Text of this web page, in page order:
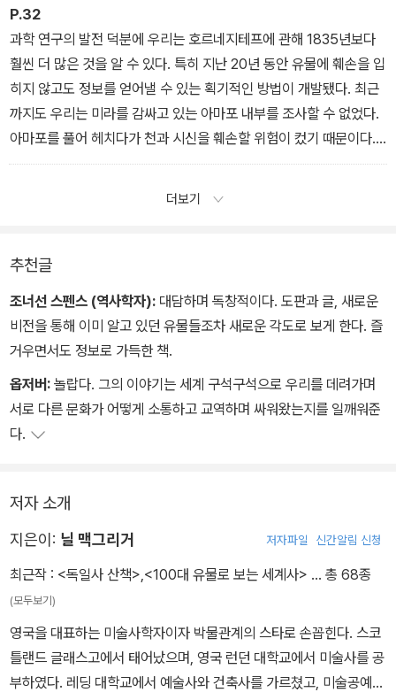
P.32
과학 연구의 발전 덕분에 우리는 호르네지테프에 관해 1835년보다
훨씬 더 많은 것을 알 수 있다. 특히 지난 20년 동안 유물에 훼손을 입
히지 않고도 정보를 얻어낼 수 있는 획기적인 방법이 개발됐다. 최근
까지도 우리는 미라를 감싸고 있는 아마포 내부를 조사할 수 없었다.
아마포를 풀어 헤치다가 천과 시신을 훼손할 위험이 컸기 때문이다.
하지만 이제는 살아 있는 사람에게 사용하는 CT 촬영 기술 덕분에 아
더보기
추천글
조너선 스펜스 (역사학자): 대담하며 독창적이다. 도판과 글, 새로운
비전을 통해 이미 알고 있던 유물들조차 새로운 각도로 보게 한다. 즐
거우면서도 정보로 가득한 책.
옵저버: 놀랍다. 그의 이야기는 세계 구석구석으로 우리를 데려가며
서로 다른 문화가 어떻게 소통하고 교역하며 싸워왔는지를 일깨워준
다.
저자 소개
지은이: 닐 맥그리거 저자파일 신간알림 신청
최근작 : <독일사 산책>,<100대 유물로 보는 세계사> … 총 68종
(모두보기)
영국을 대표하는 미술사학자이자 박물관계의 스타로 손꼽힌다. 스코
틀랜드 글래스고에서 태어났으며, 영국 런던 대학교에서 미술사를 공
부하였다. 레딩 대학교에서 예술사와 건축사를 가르쳤고, 미술공예